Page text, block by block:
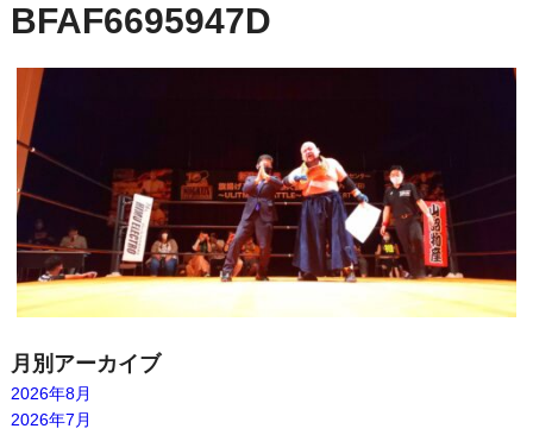
BFAF6695947D
月別アーカイブ
2026年8月
2026年7月